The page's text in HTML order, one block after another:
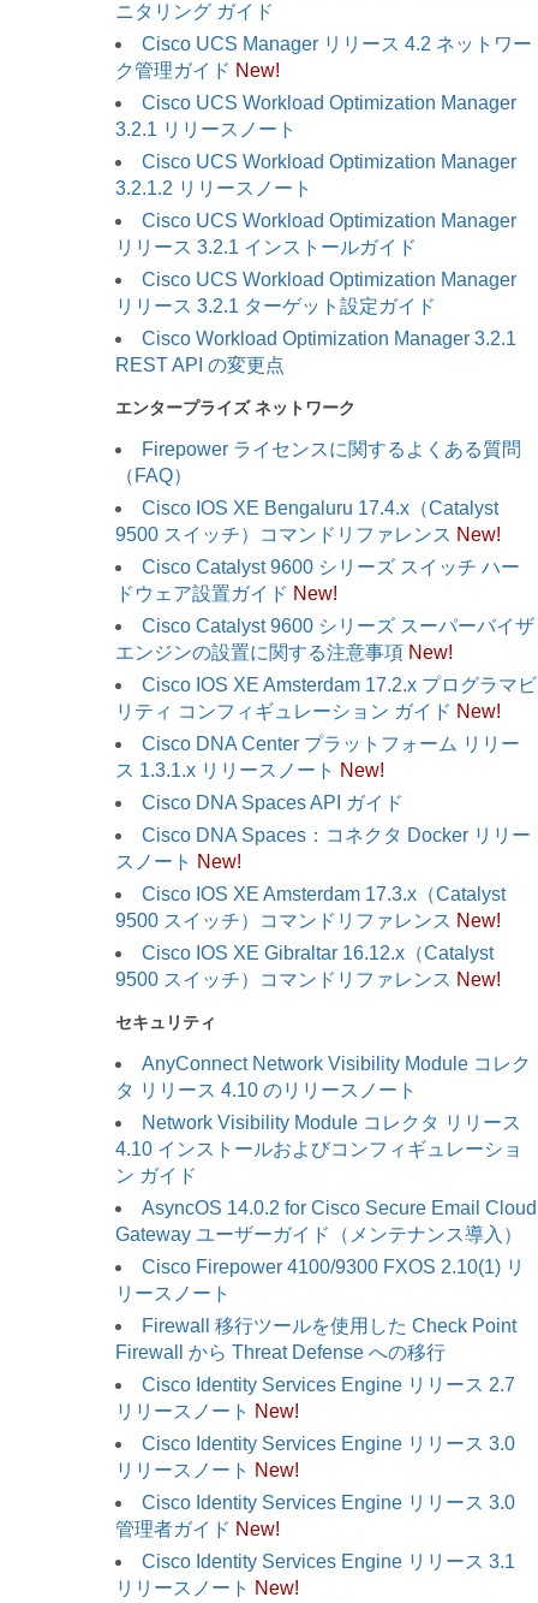
ニタリング ガイド
Cisco UCS Manager リリース 4.2 ネットワー
ク管理ガイド New!
Cisco UCS Workload Optimization Manager
3.2.1 リリースノート
Cisco UCS Workload Optimization Manager
3.2.1.2 リリースノート
Cisco UCS Workload Optimization Manager
リリース 3.2.1 インストールガイド
Cisco UCS Workload Optimization Manager
リリース 3.2.1 ターゲット設定ガイド
Cisco Workload Optimization Manager 3.2.1
REST API の変更点
エンタープライズ ネットワーク
Firepower ライセンスに関するよくある質問
（FAQ）
Cisco IOS XE Bengaluru 17.4.x（Catalyst
9500 スイッチ）コマンドリファレンス New!
Cisco Catalyst 9600 シリーズ スイッチ ハー
ドウェア設置ガイド New!
Cisco Catalyst 9600 シリーズ スーパーバイザ
エンジンの設置に関する注意事項 New!
Cisco IOS XE Amsterdam 17.2.x プログラマビ
リティ コンフィギュレーション ガイド New!
Cisco DNA Center プラットフォーム リリー
ス 1.3.1.x リリースノート New!
Cisco DNA Spaces API ガイド
Cisco DNA Spaces：コネクタ Docker リリー
スノート New!
Cisco IOS XE Amsterdam 17.3.x（Catalyst
9500 スイッチ）コマンドリファレンス New!
Cisco IOS XE Gibraltar 16.12.x（Catalyst
9500 スイッチ）コマンドリファレンス New!
セキュリティ
AnyConnect Network Visibility Module コレク
タ リリース 4.10 のリリースノート
Network Visibility Module コレクタ リリース
4.10 インストールおよびコンフィギュレーショ
ン ガイド
AsyncOS 14.0.2 for Cisco Secure Email Cloud
Gateway ユーザーガイド（メンテナンス導入）
Cisco Firepower 4100/9300 FXOS 2.10(1) リ
リースノート
Firewall 移行ツールを使用した Check Point
Firewall から Threat Defense への移行
Cisco Identity Services Engine リリース 2.7
リリースノート New!
Cisco Identity Services Engine リリース 3.0
リリースノート New!
Cisco Identity Services Engine リリース 3.0
管理者ガイド New!
Cisco Identity Services Engine リリース 3.1
リリースノート New!